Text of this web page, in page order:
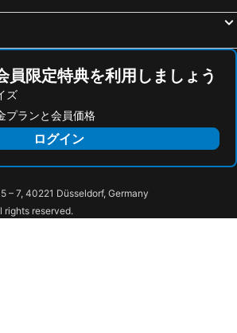
員限定特典を利用しましょう
ズ
プランと会員価格
ログイン
– 7, 40221 Düsseldorf, Germany
rights reserved.